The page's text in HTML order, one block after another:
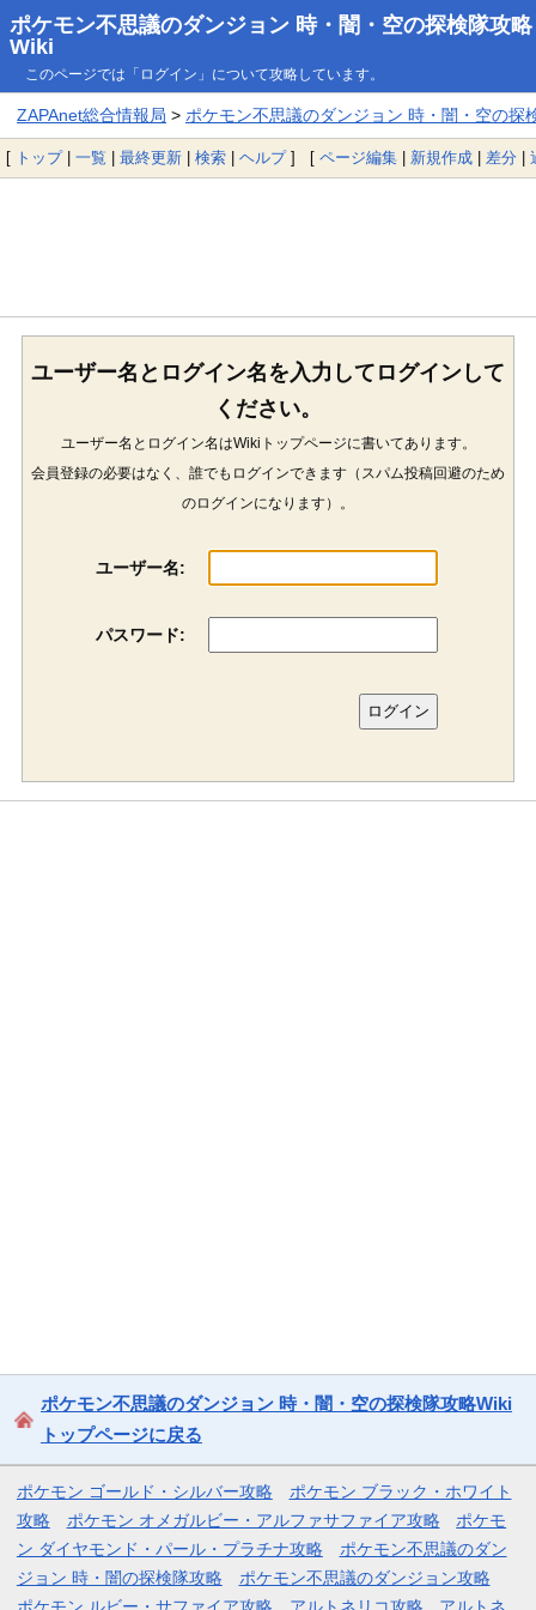
ポケモン不思議のダンジョン 時・闇・空の探検隊攻略
Wiki
このページでは「ログイン」について攻略しています。
ZAPAnet総合情報局 > ポケモン不思議のダンジョン 時・闇・空の探
[ トップ| 一覧 | 最終更新 | 検索 | ヘルプ] [ ページ編集 | 新規作成 | 差分 |
ユーザー名とログイン名を入力してログインして
ください。
ユーザー名とログイン名はWikiトップページに書いてあります。
会員登録の必要はなく、誰でもログインできます（スパム投稿回避のため
のログインになります）。
ユーザー名:
パスワード:
ポケモン不思議のダンジョン 時・闇・空の探検隊攻略Wiki
トップページに戻る
ポケモン ゴールド・シルバー攻略
ポケモン ブラック・ホワイト
攻略
ポケモン オメガルビー・アルファサファイア攻略
ポケモ
ン ダイヤモンド・パール・プラチナ攻略
ポケモン不思議のダン
ジョン 時・闇の探検隊攻略
ポケモン不思議のダンジョン攻略